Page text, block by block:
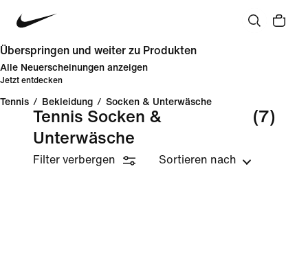
Überspringen und weiter zu Produkten
Alle Neuerscheinungen anzeigen
Jetzt entdecken
Tennis / Bekleidung / Socken & Unterwäsche
Tennis Socken &
Unterwäsche
(7)
Filter verbergen Sortieren nach